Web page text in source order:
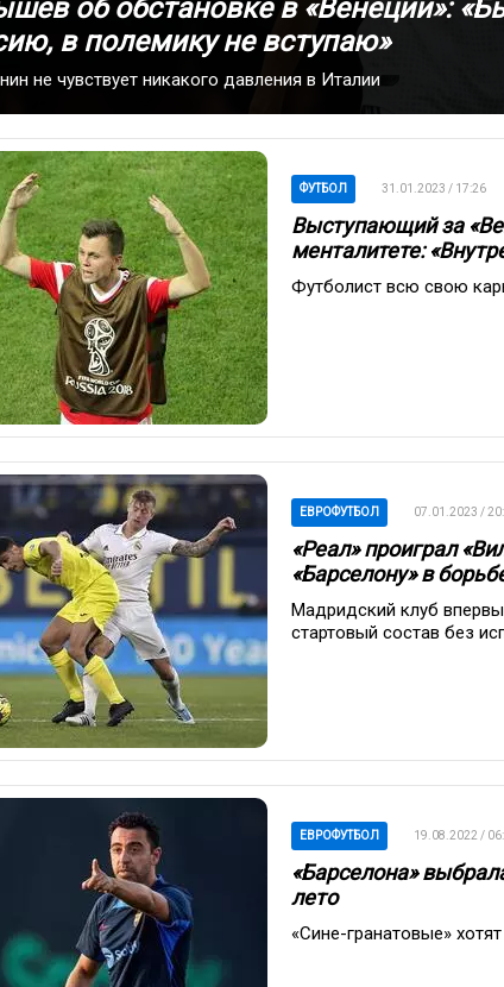
об обстановке в «Венеции»:
в полемику не вступаю»
не чувствует никакого давления в Италии
ФУТБОЛ 31.01.2023 / 17:26
Выступающий за
менталитете:
Футболист всю свою
ЕВРОФУТБОЛ 07.01.2023 /
«Реал» проиграл
«Барселону» в
Мадридский клуб
стартовый состав без
ЕВРОФУТБОЛ 19.08.2022 /
«Барселона»
лето
«Сине-гранатовые»